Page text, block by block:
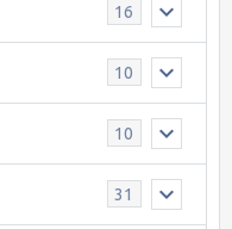
16
10
10
31